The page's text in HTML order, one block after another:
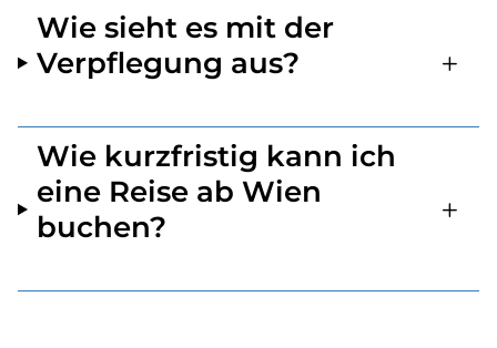
Wie sieht es mit der
Verpflegung aus?
Wie kurzfristig kann ich
eine Reise ab Wien
buchen?